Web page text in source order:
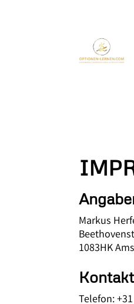
Markus
1083HK
Kontakt
Telefon: